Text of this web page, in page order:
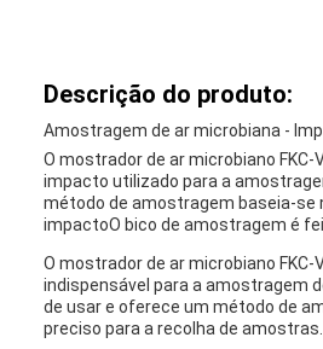
Descrição do produto:
Amostragem de ar microbiana -
O mostrador de ar microbiano FKC-
impacto utilizado para a
método de amostragem baseia-se
impactoO bico de amostragem é
O mostrador de ar microbiano
indispensável para a amostragem
de usar e oferece um método de
preciso para a recolha de amostras.